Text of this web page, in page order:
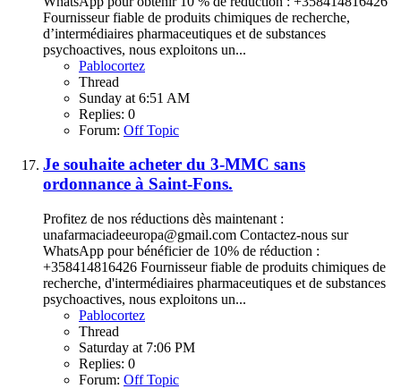
Fournisseur fiable de produits chimiques de recherche,
d’intermédiaires pharmaceutiques et de substances
psychoactives, nous exploitons un...
Pablocortez
Thread
Sunday at 6:51 AM
Replies: 0
Forum: Off Topic
Je souhaite acheter du 3-MMC sans
ordonnance à Saint-Fons.
Profitez de nos réductions dès maintenant :
unafarmaciadeeuropa@gmail.com Contactez-nous sur
WhatsApp pour bénéficier de 10% de réduction :
+358414816426 Fournisseur fiable de produits chimiques de
recherche, d'intermédiaires pharmaceutiques et de substances
psychoactives, nous exploitons un...
Pablocortez
Thread
Saturday at 7:06 PM
Replies: 0
Forum: Off Topic